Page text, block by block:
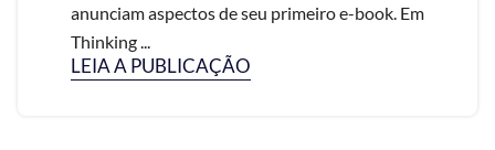
anunciam aspectos de seu primeiro e-book. Em
Thinking ...
LEIA A PUBLICAÇÃO